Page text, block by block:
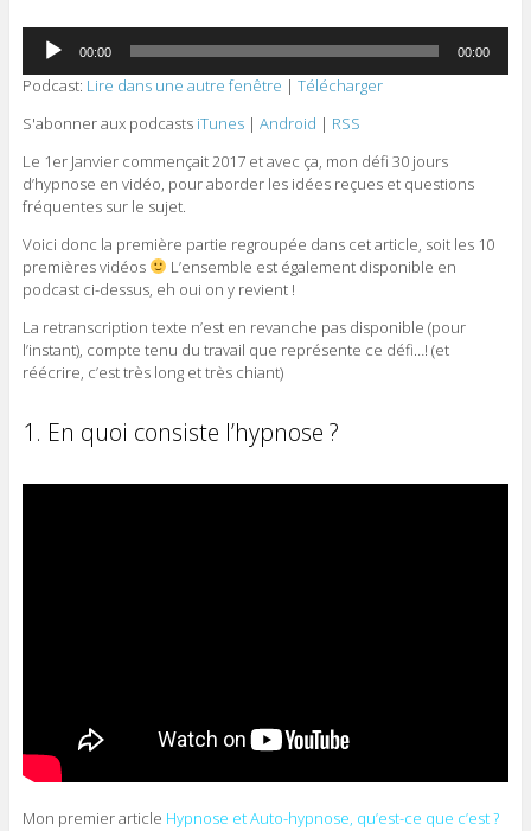
Lecteur
audio
00:00 00:00
Podcast: Lire dans une autre fenêtre | Télécharger
S'abonner aux podcasts iTunes| Android | RSS
Le 1er Janvier commençait 2017 et avec ça, mon défi 30 jours
d’hypnose en vidéo, pour aborder les idées reçues et questions
fréquentes sur le sujet.
Voici donc la première partie regroupée dans cet article, soit les 10
premières vidéos
L’ensemble est également disponible en
podcast ci-dessus, eh oui on y revient !
La retranscription texte n’est en revanche pas disponible (pour
l’instant), compte tenu du travail que représente ce défi…! (et
réécrire, c’est très long et très chiant)
1. En quoi consiste l’hypnose ?
Mon premier article Hypnose et Auto-hypnose, qu’est-ce que c’est ?